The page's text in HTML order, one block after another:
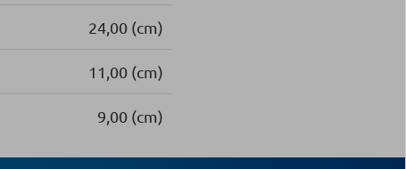
24,00 (cm)
11,00 (cm)
9,00 (cm)